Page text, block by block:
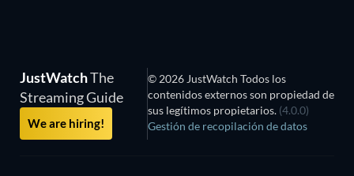
JustWatchThe
Streaming Guide
We are hiring!
© 2026 JustWatch Todos los
contenidos externos son propiedad de
sus legítimos propietarios. (4.0.0)
Gestión de recopilación de datos